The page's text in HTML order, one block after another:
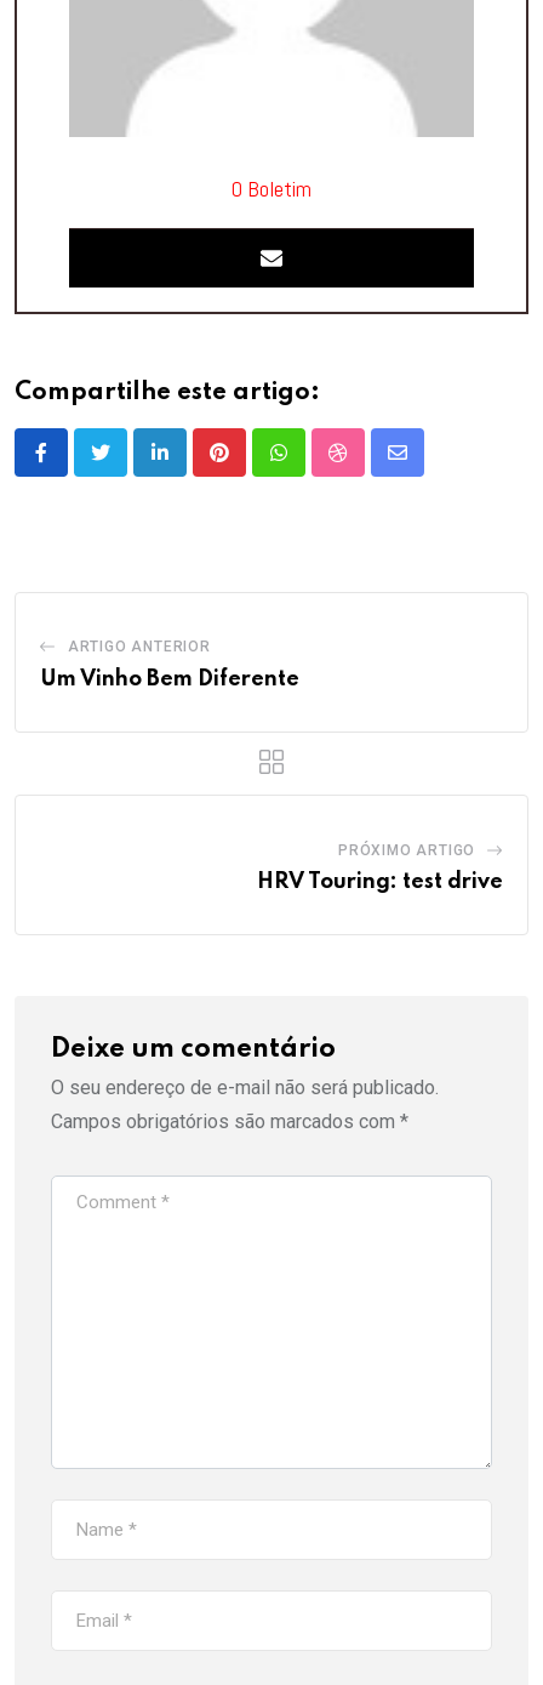
O Boletim
Compartilhe este artigo:
LinkedInPinterestWhatsappStumbleUpon
Share
ARTIGO ANTERIOR
Um Vinho Bem Diferente
PRÓXIMO ARTIGO
HRV Touring: test drive
Deixe um comentário
O seu endereço de e-mail não será publicado.
Campos obrigatórios são marcados com *